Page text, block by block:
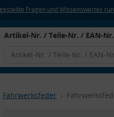
Fragen und Wissenswertes
Artikel-Nr. / Teile-Nr. / EAN-Nr.
Fahrwerksfeder